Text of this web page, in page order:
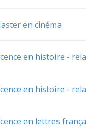
en cinéma
en histoire -
en histoire -
en lettres